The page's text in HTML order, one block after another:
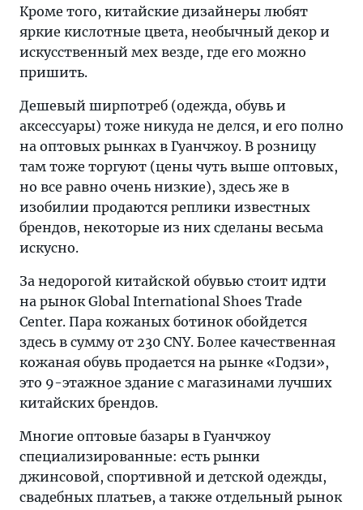
Кроме того, китайские дизайнеры любят
яркие кислотные цвета, необычный декор и
искусственный мех везде, где его можно
пришить.
Дешевый ширпотреб (одежда, обувь и
аксессуары) тоже никуда не делся, и его полно
на оптовых рынках в Гуанчжоу. В розницу
там тоже торгуют (цены чуть выше оптовых,
но все равно очень низкие), здесь же в
изобилии продаются реплики известных
брендов, некоторые из них сделаны весьма
искусно.
За недорогой китайской обувью стоит идти
на рынок Global International Shoes Trade
Center. Пара кожаных ботинок обойдется
здесь в сумму от 230 CNY. Более качественная
кожаная обувь продается на рынке «Годзи»,
это 9-этажное здание с магазинами лучших
китайских брендов.
Многие оптовые базары в Гуанчжоу
специализированные: есть рынки
джинсовой, спортивной и детской одежды,
свадебных платьев, а также отдельный рынок